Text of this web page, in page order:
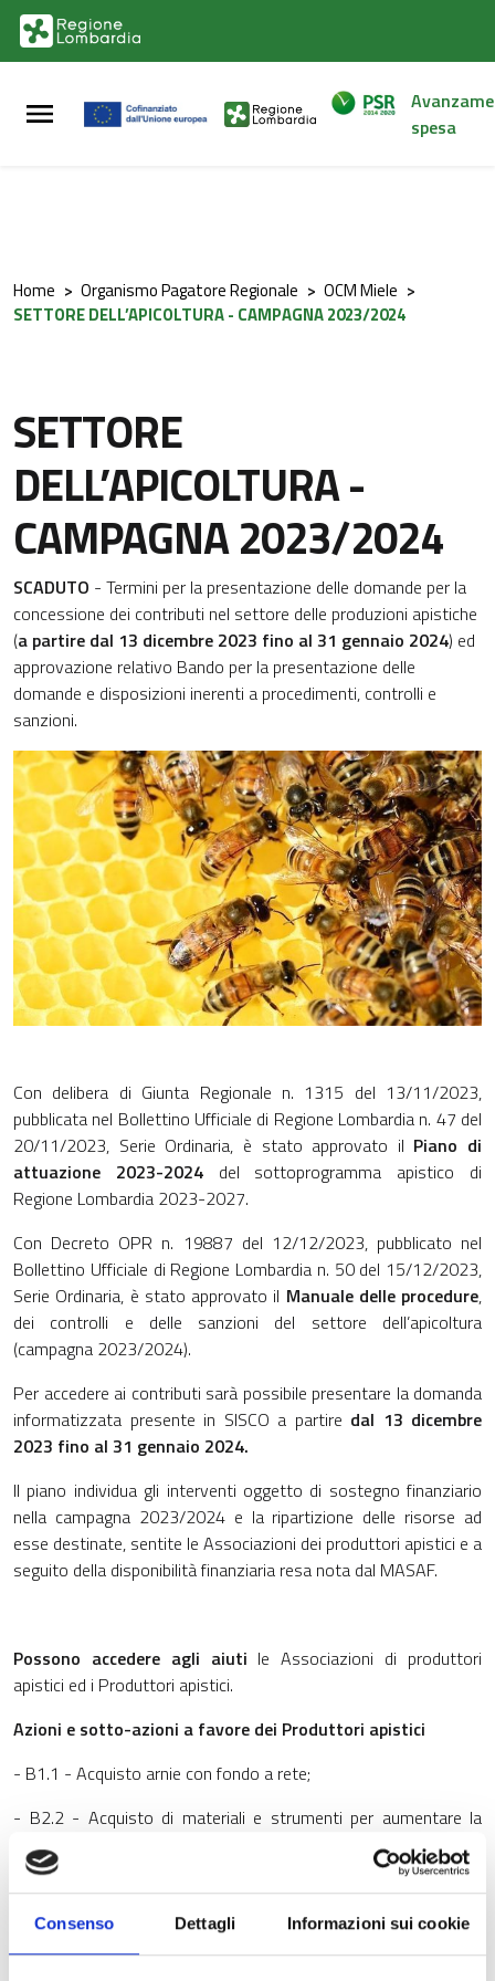
Consenso Dettagli Informazioni sui cookie
Vai al contenuto principale
Vai al footer
spesa
Home > Organismo Pagatore Regionale > OCM Miele >
SETTORE DELL’APICOLTURA - CAMPAGNA 2023/2024
SETTORE
DELL’APICOLTURA -
CAMPAGNA 2023/2024
SCADUTO - Termini per la presentazione delle domande per la
concessione dei contributi nel settore delle produzioni apistiche
(a partire dal 13 dicembre 2023 fino al 31 gennaio 2024) ed
approvazione relativo Bando per la presentazione delle
domande e disposizioni inerenti a procedimenti, controlli e
sanzioni.
Con delibera di Giunta Regionale n. 1315 del 13/11/2023,
pubblicata nel Bollettino Ufficiale di Regione Lombardia n. 47 del
20/11/2023, Serie Ordinaria, è stato approvato il Piano di
attuazione 2023-2024del sottoprogramma apistico di
Regione Lombardia 2023-2027.
Con Decreto OPR n. 19887 del 12/12/2023, pubblicato nel
Bollettino Ufficiale di Regione Lombardia n. 50 del 15/12/2023,
Serie Ordinaria, è stato approvato il Manuale delle procedure,
dei controlli e delle sanzioni del settore dell’apicoltura
(campagna 2023/2024).
Per accedere ai contributi sarà possibile presentare la domanda
informatizzata presente in SISCO a partire dal 13 dicembre
2023 fino al 31 gennaio 2024.
Il piano individua gli interventi oggetto di sostegno finanziario
nella campagna 2023/2024 e la ripartizione delle risorse ad
esse destinate, sentite le Associazioni dei produttori apistici e a
seguito della disponibilità finanziaria resa nota dal MASAF.
Possono accedere agli aiuti le Associazioni di produttori
apistici ed i Produttori apistici.
Azioni e sotto-azioni a favore dei Produttori apistici
- B1.1 - Acquisto arnie con fondo a rete;
- B2.2 - Acquisto di materiali e strumenti per aumentare la
vitalità degli alveari (bilance e attrezzatura per la nutrizione);
- B3.2 - Acquisto di materiale per la conduzione dell’azienda
apistica da riproduzione;
- B4.2 - Acquisto attrezzature e materiali per il nomadismo;